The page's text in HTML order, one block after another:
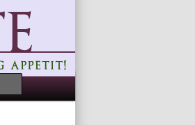
Search